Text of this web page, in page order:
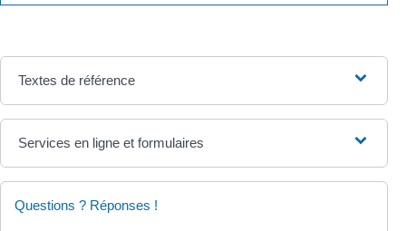
Textes de référence
Services en ligne et formulaires
Questions ? Réponses !